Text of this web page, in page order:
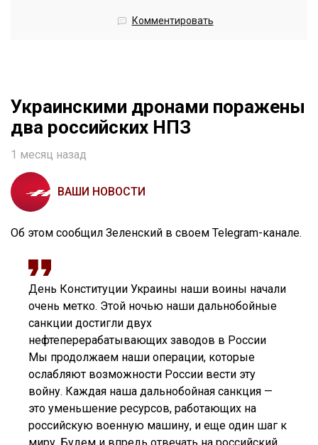
Комментировать
Украинскими дронами поражены
два российских НПЗ
1 месяц назад
ВАШИ НОВОСТИ
Об этом сообщил Зеленский в своем Telegram-канале.
День Конституции Украины наши воины начали
очень метко. Этой ночью наши дальнобойные
санкции достигли двух
нефтеперерабатывающих заводов в России
Мы продолжаем наши операции, которые
ослабляют возможности России вести эту
войну. Каждая наша дальнобойная санкция —
это уменьшение ресурсов, работающих на
российскую военную машину, и еще один шаг к